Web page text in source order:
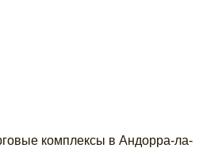
комплексы в Андорра-ла-